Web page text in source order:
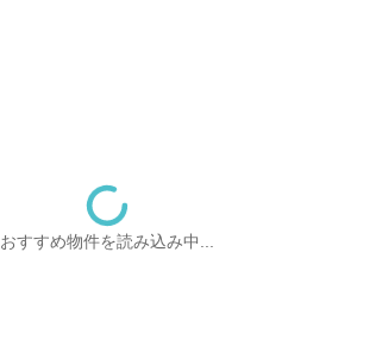
おすすめ物件を読み込み中...